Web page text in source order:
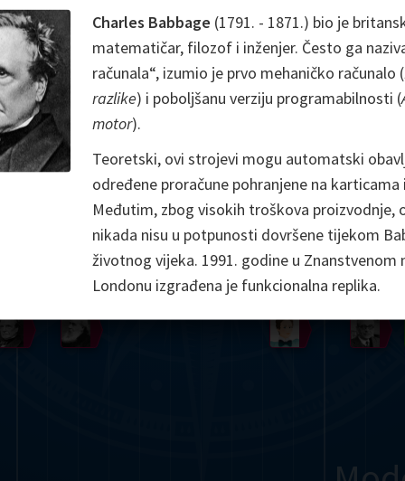
Escher
Cox
Noether
Hardy
Russell
Peano
Poincaré
Kovalevskaya
Cantor
Lie
Carroll
Dedekind
Riemann
Cayley
Nightingale
Sylvester
Galois
Jacobi
De Morgan
Hamilton
Bolyai
Abel
Babbage
Cauchy
Somerville
Charles Babbage (1791. - 1871.) bio je
matematičar, filozof i inženjer. Često ga
računala“, izumio je prvo mehaničko računalo (
razlike) i poboljšanu verziju programabilnosti (
motor).
Teoretski, ovi strojevi mogu automatski
određene proračune pohranjene na karticama
Međutim, zbog visokih troškova proizvodnje,
nikada nisu u potpunosti dovršene tijekom
životnog vijeka. 1991. godine u Znanstvenom
Londonu izgrađena je funkcionalna replika.